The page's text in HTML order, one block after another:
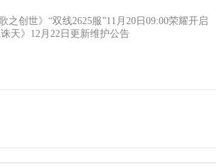
之创世》“双线2625服”11月20日09:00荣耀开启
天》12月22日更新维护公告